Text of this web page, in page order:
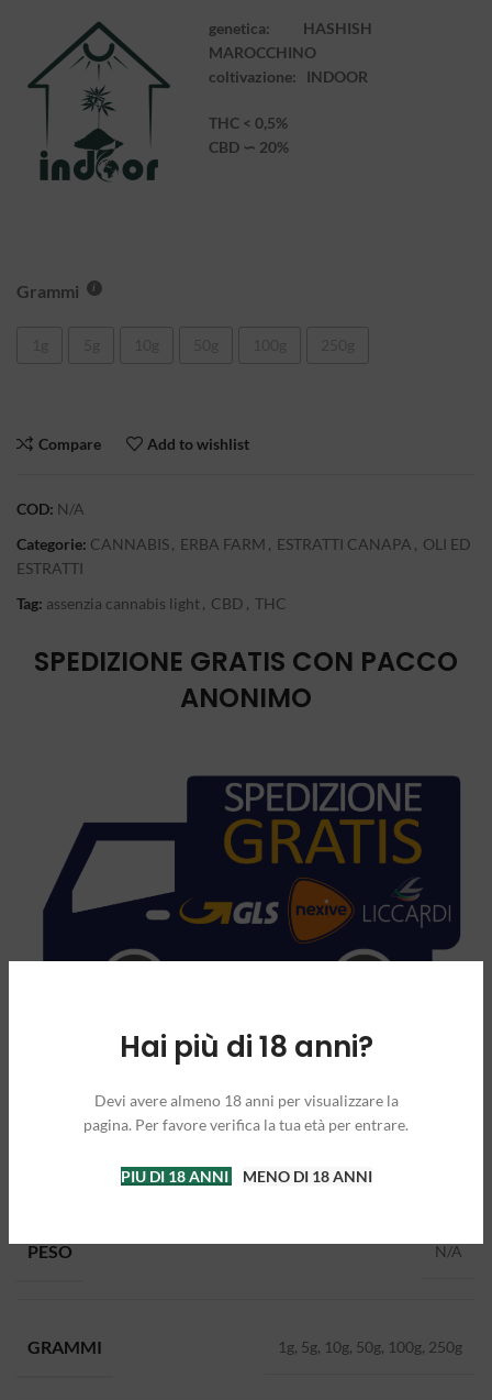
Hai più di 18 anni?
Devi avere almeno 18 anni per visualizzare la
pagina. Per favore verifica la tua età per entrare.
PIU DI 18 ANNI MENO DI 18 ANNI
genetica: HASHISH
MAROCCHINO
coltivazione: INDOOR
THC < 0,5%
CBD ∽ 20%
Grammi
Compare Add to wishlist
COD: N/A
Categorie: CANNABIS, ERBA FARM , ESTRATTI CANAPA , OLI ED
ESTRATTI
Tag: assenzia cannabis light, CBD , THC
SPEDIZIONE GRATIS CON PACCO
ANONIMO
INFORMAZIONI AGGIUNTIVE
PESO N/A
GRAMMI 1g, 5g, 10g, 50g, 100g, 250g